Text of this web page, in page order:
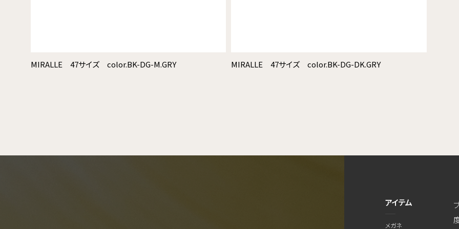
MIRALLE 47サイズ color.BK-DG-M.GRY MIRALLE 47サイズ color.BK-DG-DK.GRY
アイテム
メガネ